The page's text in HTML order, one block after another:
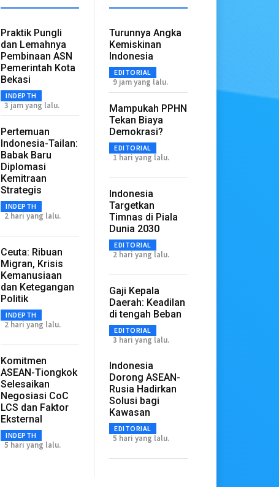
Praktik Pungli
dan Lemahnya
Pembinaan ASN
Pemerintah Kota
Bekasi
INDEPTH
3 jam yang lalu.
Pertemuan
Indonesia-Tailan:
Babak Baru
Diplomasi
Kemitraan
Strategis
INDEPTH
2 hari yang lalu.
Ceuta: Ribuan
Migran, Krisis
Kemanusiaan
dan Ketegangan
Politik
INDEPTH
2 hari yang lalu.
Komitmen
ASEAN-Tiongkok
Selesaikan
Negosiasi CoC
LCS dan Faktor
Eksternal
INDEPTH
5 hari yang lalu.
Turunnya Angka
Kemiskinan
Indonesia
EDITORIAL
9 jam yang lalu.
Mampukah PPHN
Tekan Biaya
Demokrasi?
EDITORIAL
1 hari yang lalu.
Indonesia
Targetkan
Timnas di Piala
Dunia 2030
EDITORIAL
2 hari yang lalu.
Gaji Kepala
Daerah: Keadilan
di tengah Beban
EDITORIAL
3 hari yang lalu.
Indonesia
Dorong ASEAN-
Rusia Hadirkan
Solusi bagi
Kawasan
EDITORIAL
5 hari yang lalu.